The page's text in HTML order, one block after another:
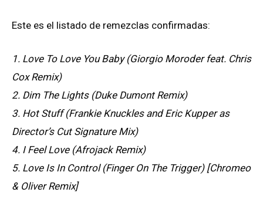
Este es el listado de remezclas confirmadas:
1. Love To Love You Baby (Giorgio Moroder feat. Chris
Cox Remix)
2. Dim The Lights (Duke Dumont Remix)
3. Hot Stuff (Frankie Knuckles and Eric Kupper as
Director’s Cut Signature Mix)
4. I Feel Love (Afrojack Remix)
5. Love Is In Control (Finger On The Trigger) [Chromeo
& Oliver Remix]